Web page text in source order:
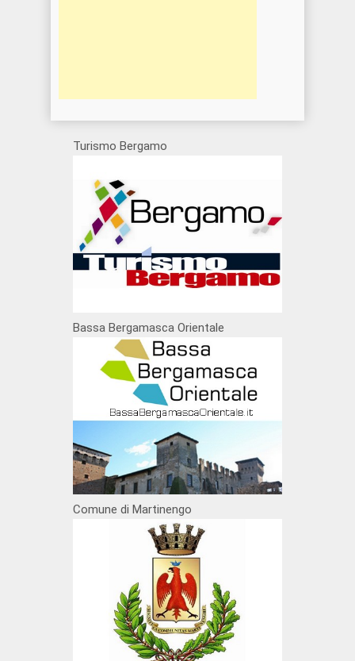
Turismo Bergamo
Bassa Bergamasca Orientale
Comune di Martinengo